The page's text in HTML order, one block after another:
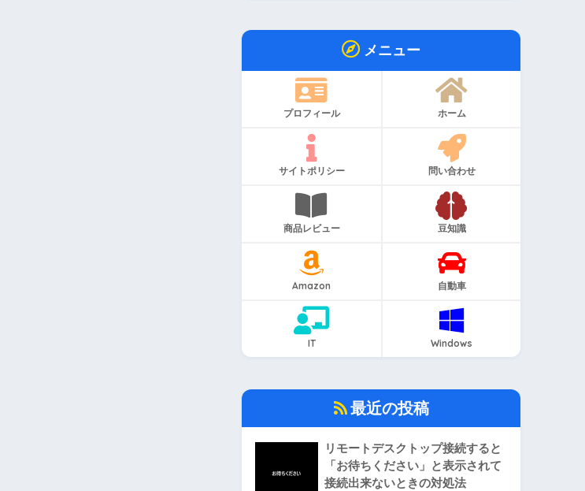
メニュー
プロフィール ホーム
サイトポリシー 問い合わせ
商品レビュー 豆知識
Amazon 自動車
IT Windows
最近の投稿
リモートデスクトップ接続すると
「お待ちください」と表示されて
接続出来ないときの対処法